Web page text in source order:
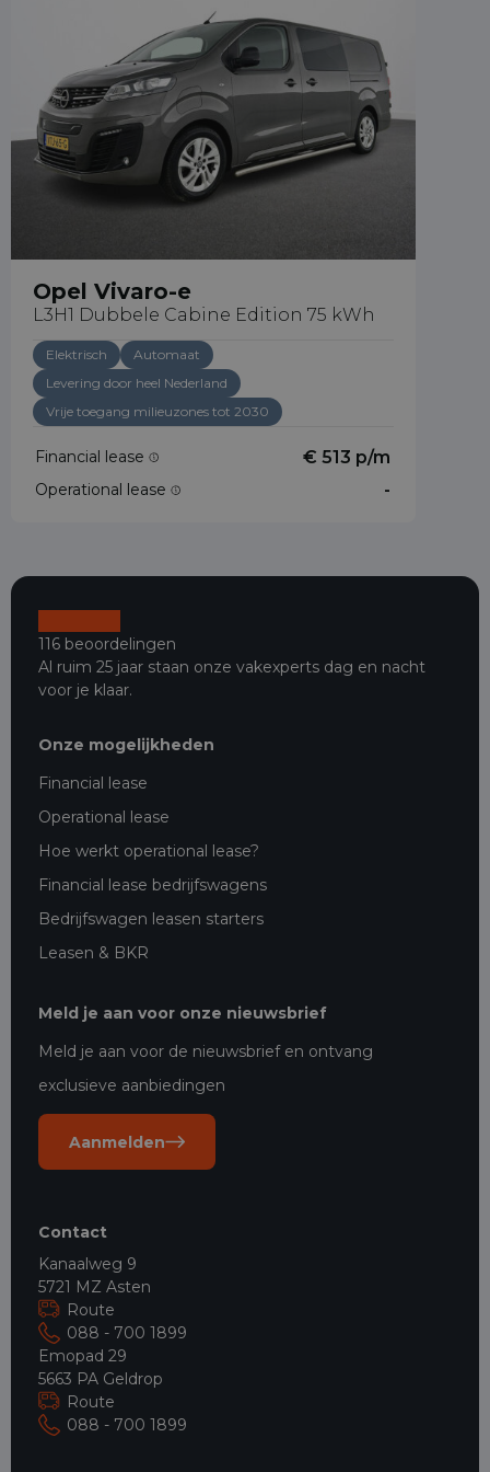
Opel Vivaro-e
L3H1 Dubbele Cabine Edition 75 kWh
Elektrisch
Automaat
Levering door heel Nederland
Vrije toegang milieuzones tot 2030
Financial lease € 513 p/m
Operational lease -
116 beoordelingen
Al ruim 25 jaar staan onze vakexperts dag en nacht
voor je klaar.
Onze mogelijkheden
Financial lease
Operational lease
Hoe werkt operational lease?
Financial lease bedrijfswagens
Bedrijfswagen leasen starters
Leasen & BKR
Meld je aan voor onze nieuwsbrief
Meld je aan voor de nieuwsbrief en ontvang
exclusieve aanbiedingen
Aanmelden
Contact
Kanaalweg 9
5721 MZ Asten
Route
088 - 700 1899
Emopad 29
5663 PA Geldrop
Route
088 - 700 1899